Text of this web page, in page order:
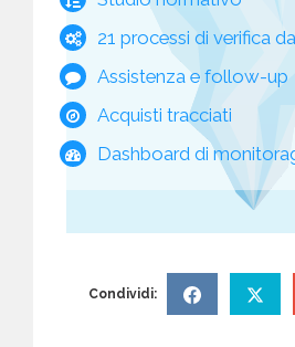
21 processi di verifica
Assistenza e follow-up
Acquisti tracciati
Dashboard di
Condividi: